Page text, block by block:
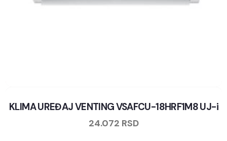
KLIMA UREĐAJ VENTING VSAFCU-18HRF1M8 UJ-i
24.072 RSD